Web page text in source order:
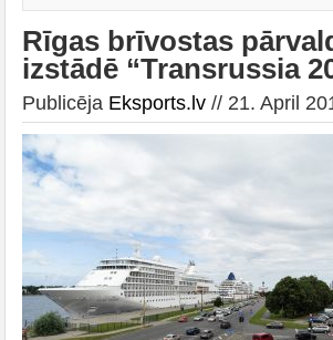
Rīgas brīvostas
izstādē “Transrussia
Publicēja Eksports.lv // 21. April